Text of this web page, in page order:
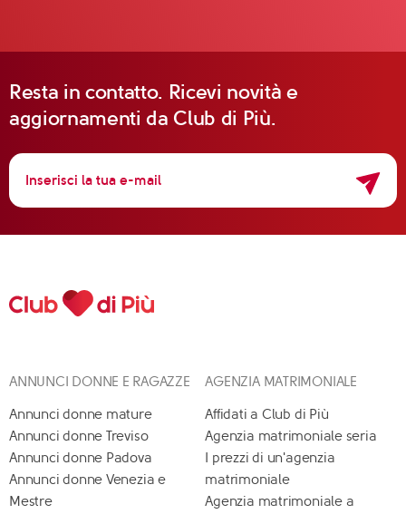
Resta in contatto. Ricevi novità e
aggiornamenti da Club di Più.
ANNUNCI DONNE E RAGAZZE
Annunci donne mature
Annunci donne Treviso
Annunci donne Padova
Annunci donne Venezia e
Mestre
AGENZIA MATRIMONIALE
Affidati a Club di Più
Agenzia matrimoniale seria
I prezzi di un'agenzia
matrimoniale
Agenzia matrimoniale a